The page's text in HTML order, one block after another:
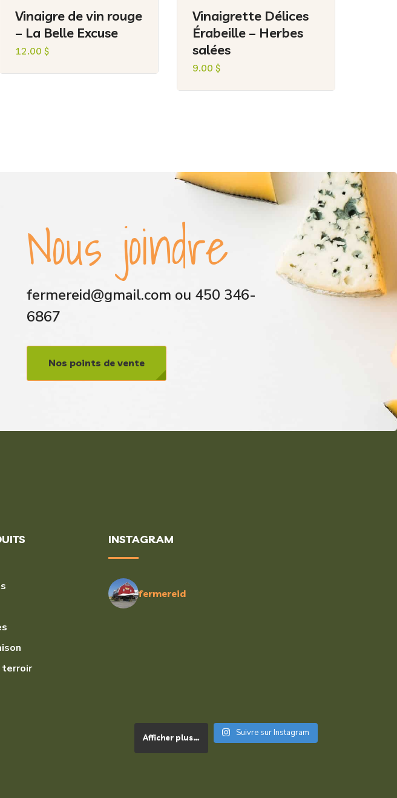
Vinaigre de vin rouge
– La Belle Excuse
12.00 $
Vinaigrette Délices
Érabeille – Herbes
salées
9.00 $
Nous joindre
fermereid@gmail.com ou 450 346-
6867
Nos points de vente
terroir
INSTAGRAM
fermereid
Afficher plus… Suivre sur Instagram